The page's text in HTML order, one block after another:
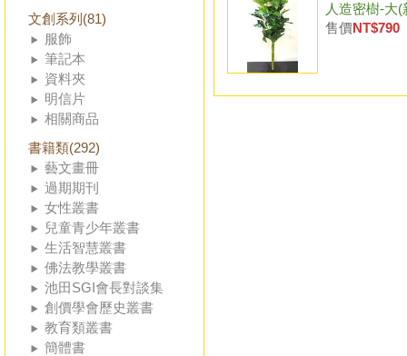
文創系列(81)
服飾
筆記本
資料夾
明信片
相關商品
書籍類(292)
藝文畫冊
過期期刊
女性叢書
兒童青少年叢書
生活智慧叢書
佛法教學叢書
池田SGI會長對談集
創價學會歷史叢書
教育類叢書
簡體書
人造密樹-大(
售價NT$790